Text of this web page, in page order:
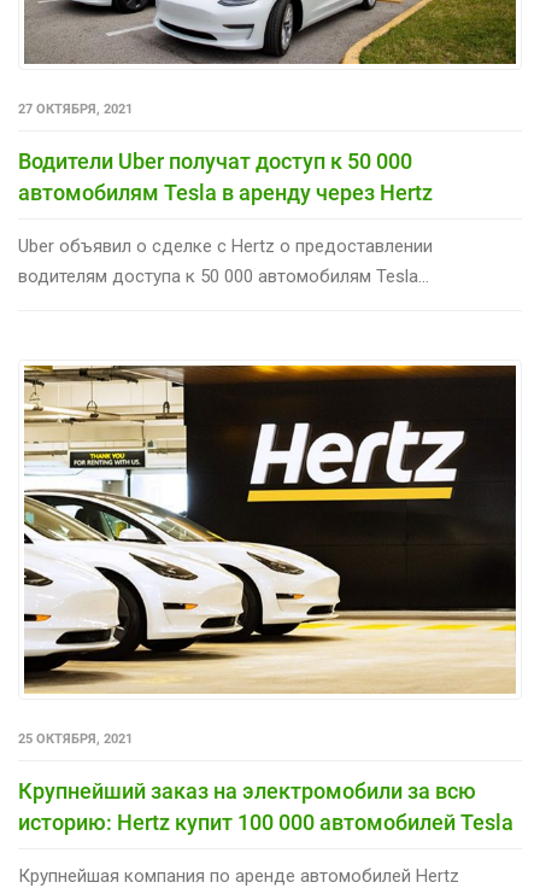
27 ОКТЯБРЯ, 2021
Водители Uber получат доступ к 50 000
автомобилям Tesla в аренду через Hertz
Uber объявил о сделке с Hertz о предоставлении
водителям доступа к 50 000 автомобилям Tesla...
25 ОКТЯБРЯ, 2021
Крупнейший заказ на электромобили за всю
историю: Hertz купит 100 000 автомобилей Tesla
Крупнейшая компания по аренде автомобилей Hertz